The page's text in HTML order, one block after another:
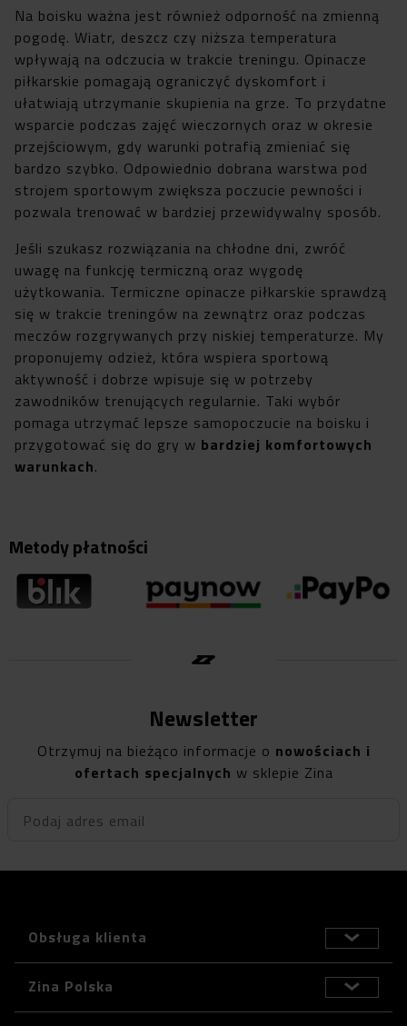
Na boisku ważna jest również odporność na zmienną
pogodę. Wiatr, deszcz czy niższa temperatura
wpływają na odczucia w trakcie treningu. Opinacze
piłkarskie pomagają ograniczyć dyskomfort i
ułatwiają utrzymanie skupienia na grze. To przydatne
wsparcie podczas zajęć wieczornych oraz w okresie
przejściowym, gdy warunki potrafią zmieniać się
bardzo szybko. Odpowiednio dobrana warstwa pod
strojem sportowym zwiększa poczucie pewności i
pozwala trenować w bardziej przewidywalny sposób.
Jeśli szukasz rozwiązania na chłodne dni, zwróć
uwagę na funkcję termiczną oraz wygodę
użytkowania. Termiczne opinacze piłkarskie sprawdzą
się w trakcie treningów na zewnątrz oraz podczas
meczów rozgrywanych przy niskiej temperaturze. My
proponujemy odzież, która wspiera sportową
aktywność i dobrze wpisuje się w potrzeby
zawodników trenujących regularnie. Taki wybór
pomaga utrzymać lepsze samopoczucie na boisku i
przygotować się do gry w bardziej komfortowych
warunkach.
Metody płatności
Newsletter
Otrzymuj na bieżąco informacje o nowościach i
ofertach specjalnych w sklepie Zina
Podaj adres email
Obsługa klienta
Zina Polska